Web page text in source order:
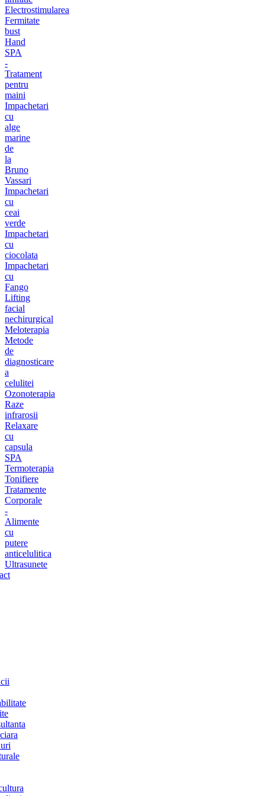
Electrostimularea
Fermitate
bust
Hand
SPA
-
Tratament
pentru
maini
Impachetari
cu
alge
marine
de
la
Bruno
Vassari
Impachetari
cu
ceai
verde
Impachetari
cu
ciocolata
Impachetari
cu
Fango
Lifting
facial
nechirurgical
Meloterapia
Metode
de
diagnosticare
a
celulitei
Ozonoterapia
Raze
infrarosii
Relaxare
cu
capsula
SPA
Termoterapia
Tonifiere
Tratamente
Corporale
-
Alimente
cu
putere
anticelulitica
Ultrasunete